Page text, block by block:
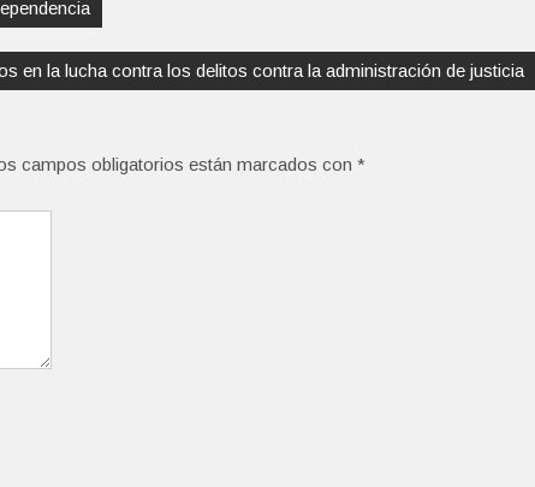
en la lucha contra los delitos contra la administración de justicia
campos obligatorios están marcados con *